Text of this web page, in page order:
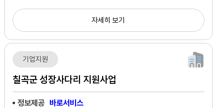
자세히 보기
기업지원
칠곡군 성장사다리 지원사업
정보제공 바로서비스